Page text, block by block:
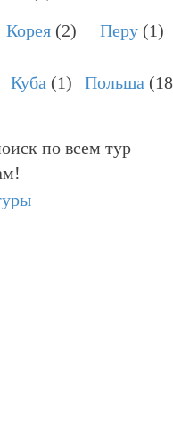
Корея (2) Перу (1)
Куба (1) Польша
по всем тур